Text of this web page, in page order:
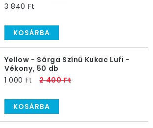
3 840 Ft
KOSÁRBA
Yellow - Sárga Színű Kukac Lufi -
Vékony, 50 db
1 000 Ft
2 400 Ft
KOSÁRBA